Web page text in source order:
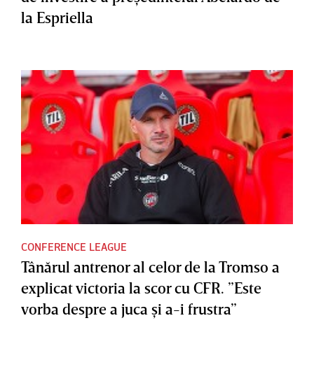
la Espriella
CONFERENCE LEAGUE
Tânărul antrenor al celor de la Tromso a
explicat victoria la scor cu CFR. ”Este
vorba despre a juca şi a-i frustra”